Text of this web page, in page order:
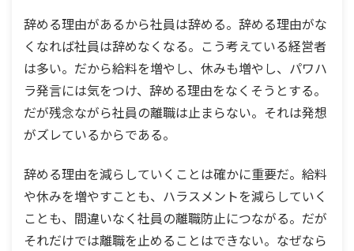
辞める理由があるから社員は辞める。辞める理由がな
くなれば社員は辞めなくなる。こう考えている経営者
は多い。だから給料を増やし、休みも増やし、パワハ
ラ発言には気をつけ、辞める理由をなくそうとする。
だが残念ながら社員の離職は止まらない。それは発想
がズレているからである。
辞める理由を減らしていくことは確かに重要だ。給料
や休みを増やすことも、ハラスメントを減らしていく
ことも、間違いなく社員の離職防止につながる。だが
それだけでは離職を止めることはできない。なぜなら